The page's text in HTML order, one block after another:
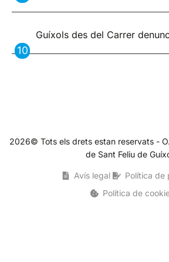
Guíxols des del Carrer
2026© Tots els drets estan reservats -
de Sant Feliu de
Avís legal
Política de
Política de